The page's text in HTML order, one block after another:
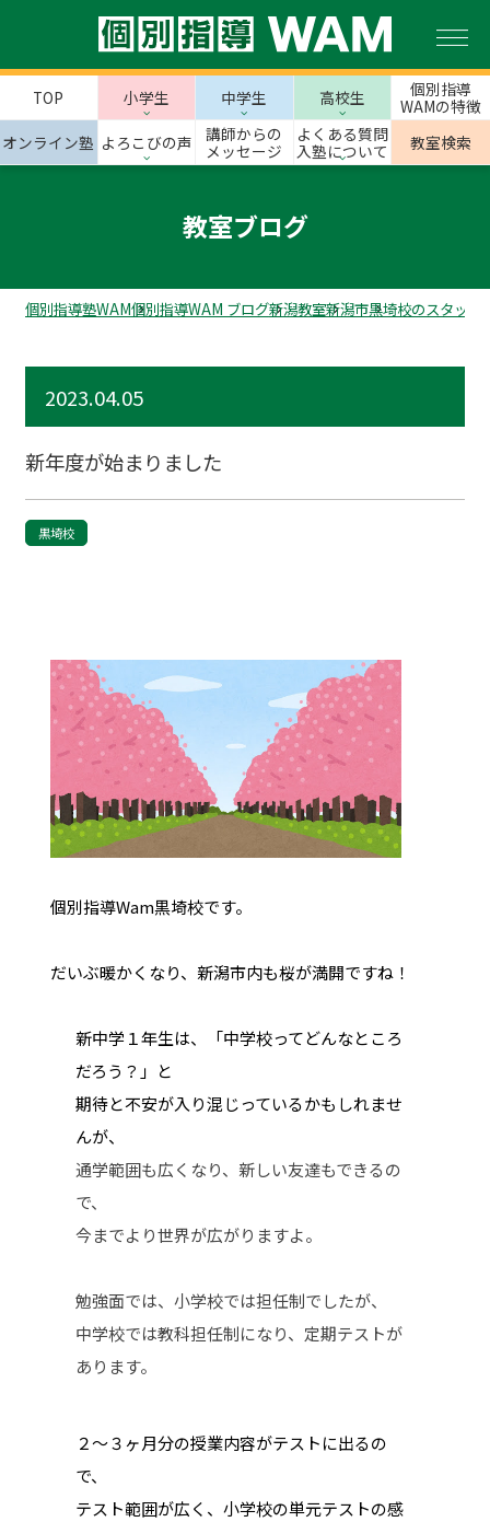
TOP 小学生 中学生 高校生
個別指導
WAMの特徴
オンライン塾 よろこびの声
講師からの
メッセージ
よくある質問
入塾について
教室検索
教室ブログ
個別指導塾WAM個別指導WAM ブログ新潟教室新潟市黒埼校のスタッフ
2023.04.05
新年度が始まりました
黒埼校
個別指導Wam黒埼校です。
だいぶ暖かくなり、新潟市内も桜が満開ですね！
新中学１年生は、「中学校ってどんなところ
だろう？」と
期待と不安が入り混じっているかもしれませ
んが、
通学範囲も広くなり、新しい友達もできるの
で、
今までより世界が広がりますよ。
勉強面では、小学校では担任制でしたが、
中学校では教科担任制になり、定期テストが
あります。
２～３ヶ月分の授業内容がテストに出るの
で、
テスト範囲が広く、小学校の単元テストの感